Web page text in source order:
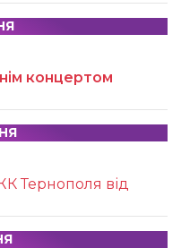
концертом
Тернополя від